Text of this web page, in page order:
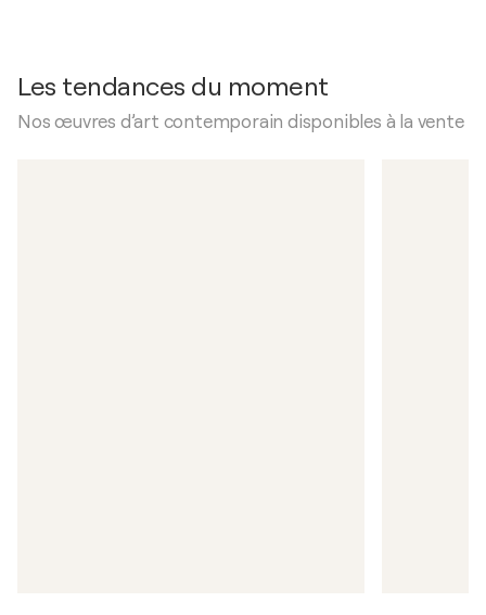
Les tendances du moment
Nos œuvres d’art contemporain disponibles à la vente